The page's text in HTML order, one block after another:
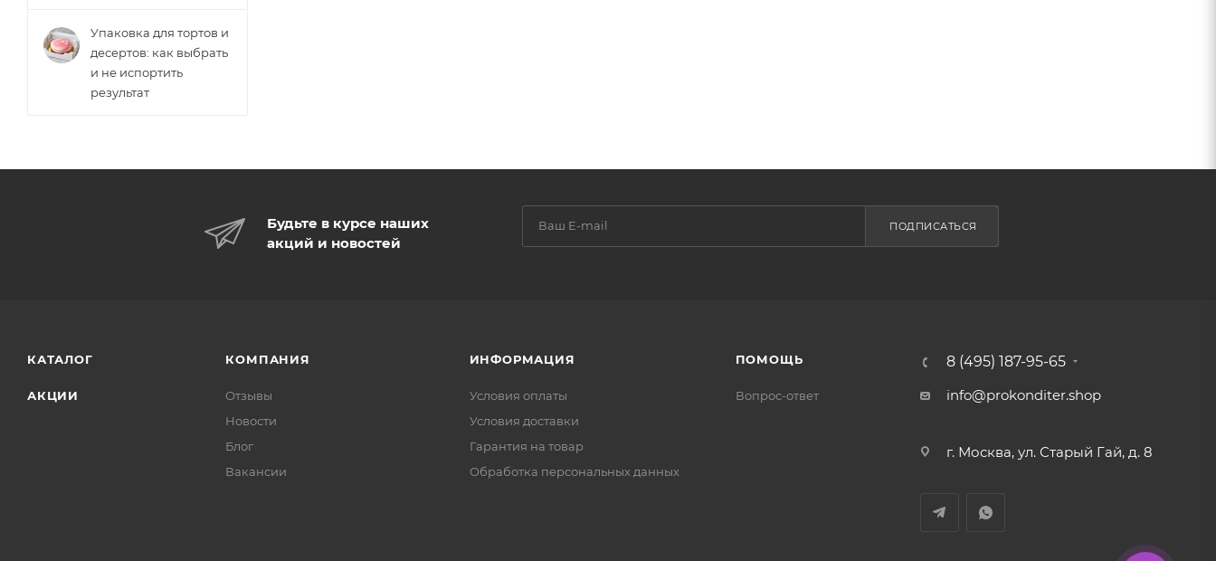
Упаковка для тортов и
десертов: как выбрать
и не испортить
результат
Будьте в курсе наших
акций и новостей
ПОДПИСАТЬСЯ
КАТАЛОГ
АКЦИИ
КОМПАНИЯ
Отзывы
Новости
Блог
Вакансии
ИНФОРМАЦИЯ
Условия оплаты
Условия доставки
Гарантия на товар
Обработка персональных данных
ПОМОЩЬ
Вопрос-ответ
8 (495) 187-95-65
info@prokonditer.shop
г. Москва, ул. Старый Гай, д. 8